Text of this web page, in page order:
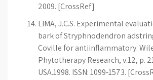
2009. [CrossRef]
LIMA, J.C.S. Experimental
bark of Stryphnodendron
Coville for antiinflammatory.
Phytotherapy Research, v.12, p.
USA.1998. ISSN: 1099-1573.